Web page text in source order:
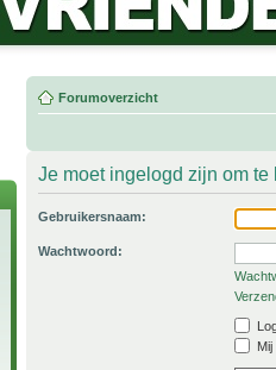
Forumoverzicht
Je moet ingelogd zijn om
Gebruikersnaam:
Wachtwoord: